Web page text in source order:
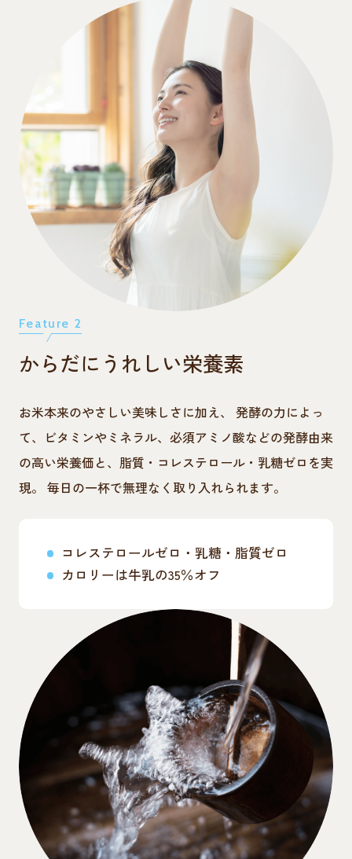
Feature 2
からだにうれしい栄養素
お米本来のやさしい美味しさに加え、 発酵の力によっ
て、ビタミンやミネラル、必須アミノ酸などの発酵由来
の高い栄養価と、脂質・コレステロール・乳糖ゼロを実
現。 毎日の一杯で無理なく取り入れられます。
コレステロールゼロ・乳糖・脂質ゼロ
カロリーは牛乳の35％オフ